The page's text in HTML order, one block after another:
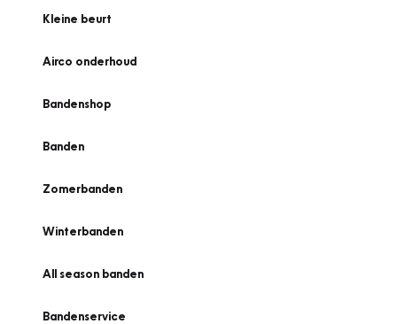
Kleine beurt
Airco onderhoud
Bandenshop
Banden
Zomerbanden
Winterbanden
All season banden
Bandenservice